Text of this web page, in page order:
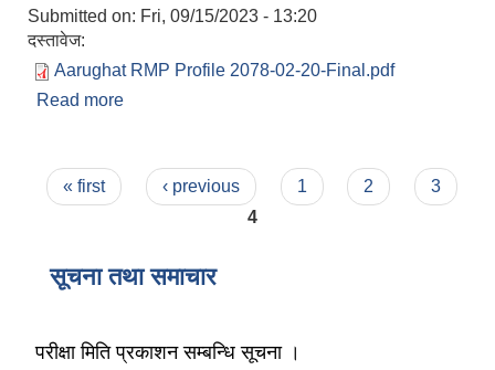
Submitted on: Fri, 09/15/2023 - 13:20
दस्तावेज:
Aarughat RMP Profile 2078-02-20-Final.pdf
Read more
Pages
« first ‹ previous 1 2
3
4
सूचना तथा समाचार
परीक्षा मिति प्रकाशन सम्बन्धि सूचना ।